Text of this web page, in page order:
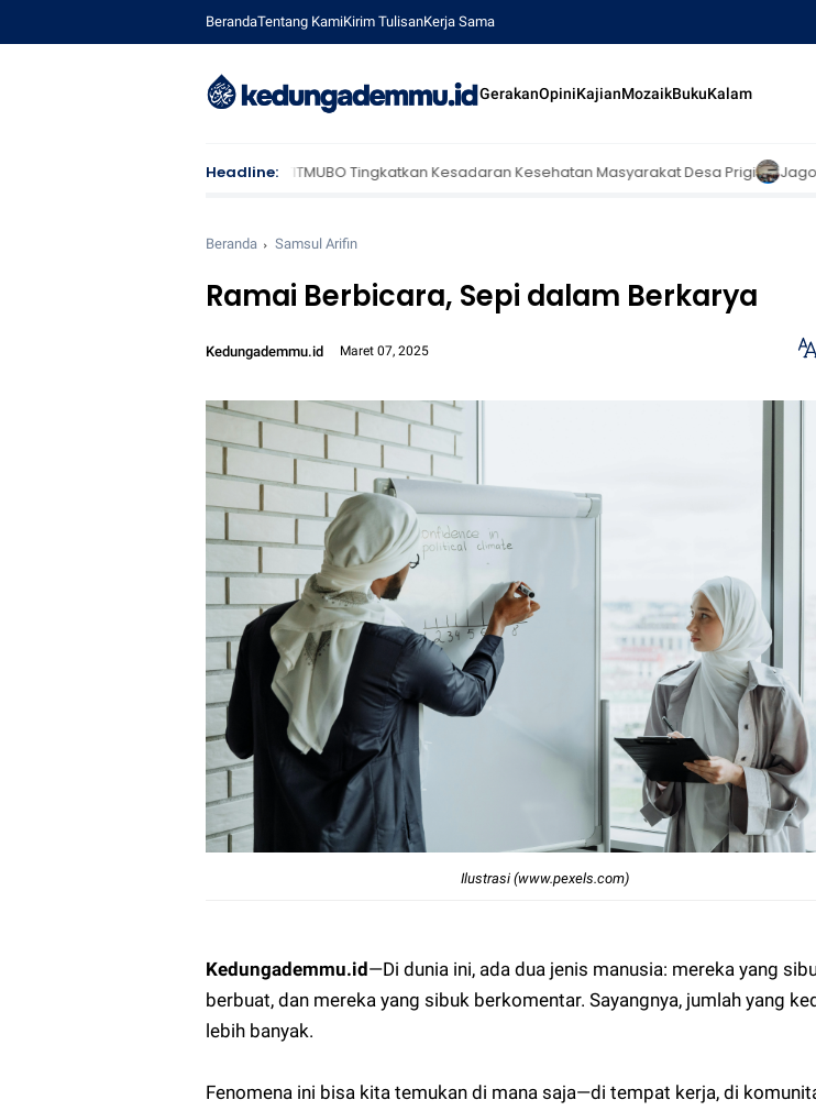
BerandaTentang KamiKirim TulisanKerja Sama
GerakanOpiniKajianMozaikBukuKalam
Headline:
Kesadaran Kesehatan Masyarakat Desa Prigi Jagong Lintas Sektor di Bojonegoro Perkuat Tata Kelola
Beranda Samsul Arifin
Ramai Berbicara, Sepi dalam Berkarya
Kedungademmu.id Maret 07, 2025
Font size:
Ilustrasi (www.pexels.com)
Kedungademmu.id—Di dunia ini, ada dua jenis manusia: mereka yang
berbuat, dan mereka yang sibuk berkomentar. Sayangnya, jumlah yang
lebih banyak.
Fenomena ini bisa kita temukan di mana saja—di tempat kerja, di